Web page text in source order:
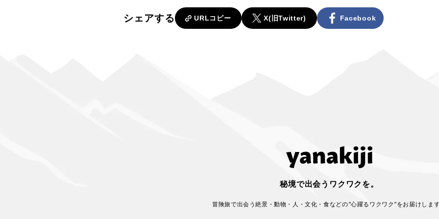
シェアする URLコピー X(旧Twitter) Facebook
秘境で出会うワクワクを。
冒険旅で出会う絶景・動物・人・文化・食などの“心躍るワクワク“をお届けしま